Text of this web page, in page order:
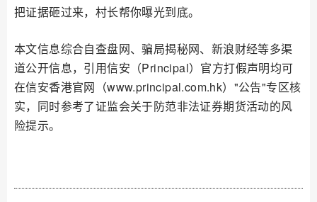
把证据砸过来，村长帮你曝光到底。
本文信息综合自查盘网、骗局揭秘网、新浪财经等多渠
道公开信息，引用信安（Principal）官方打假声明均可
在信安香港官网（www.principal.com.hk）"公告"专区核
实，同时参考了证监会关于防范非法证券期货活动的风
险提示。